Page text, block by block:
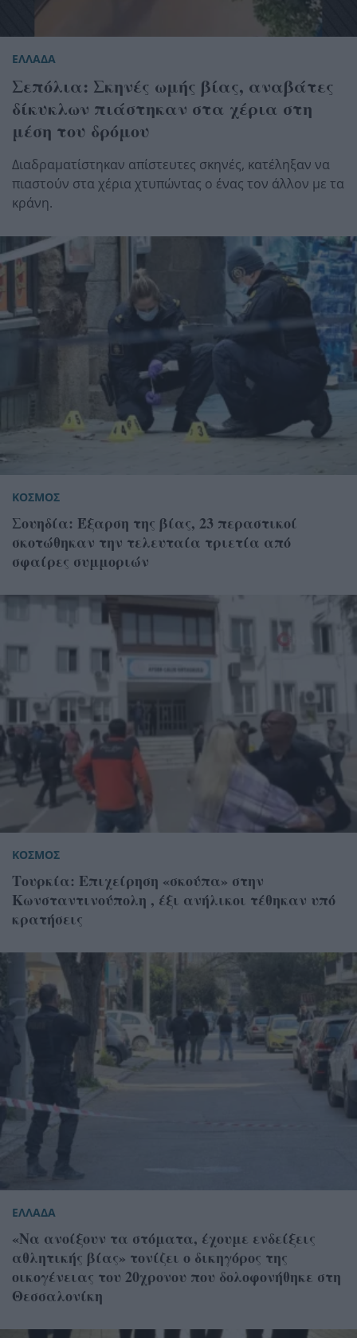
ΕΛΛΑΔΑ
Σεπόλια: Σκηνές ωμής βίας, αναβάτες
δίκυκλων πιάστηκαν στα χέρια στη
μέση του δρόμου
Διαδραματίστηκαν απίστευτες σκηνές, κατέληξαν να
πιαστούν στα χέρια χτυπώντας ο ένας τον άλλον με τα
κράνη.
ΚΟΣΜΟΣ
Σουηδία: Έξαρση της βίας, 23 περαστικοί
σκοτώθηκαν την τελευταία τριετία από
σφαίρες συμμοριών
ΚΟΣΜΟΣ
Τουρκία: Επιχείρηση «σκούπα» στην
Κωνσταντινούπολη , έξι ανήλικοι τέθηκαν υπό
κρατήσεις
ΕΛΛΑΔΑ
«Να ανοίξουν τα στόματα, έχουμε ενδείξεις
αθλητικής βίας» τονίζει ο δικηγόρος της
οικογένειας του 20χρονου που δολοφονήθηκε στη
Θεσσαλονίκη